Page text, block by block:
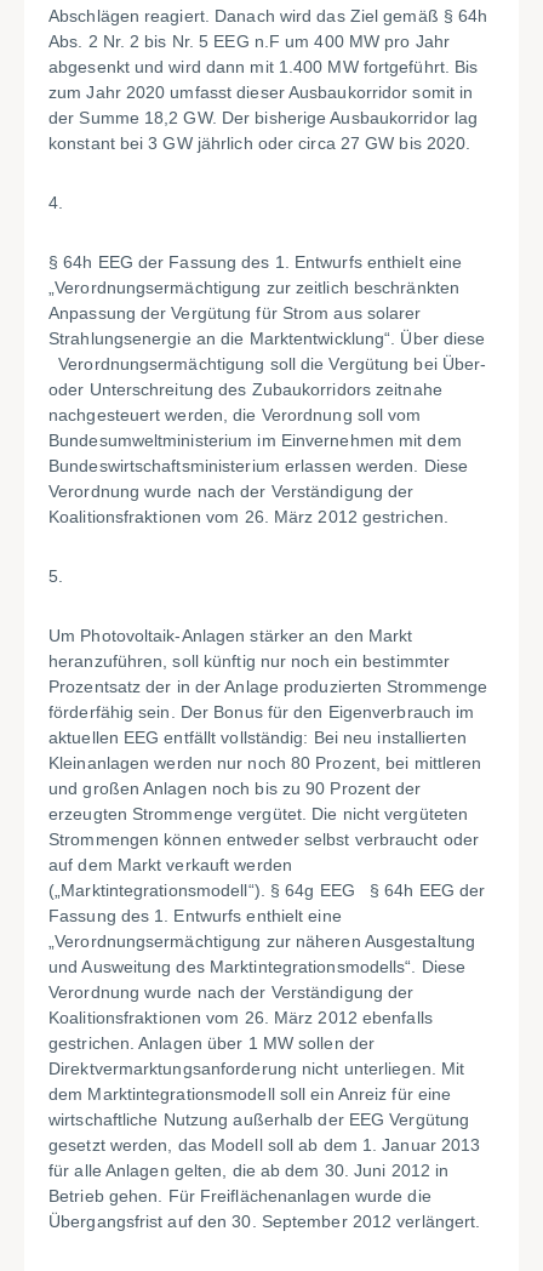
Abschlägen reagiert. Danach wird das Ziel gemäß § 64h
Abs. 2 Nr. 2 bis Nr. 5 EEG n.F um 400 MW pro Jahr
abgesenkt und wird dann mit 1.400 MW fortgeführt. Bis
zum Jahr 2020 umfasst dieser Ausbaukorridor somit in
der Summe 18,2 GW. Der bisherige Ausbaukorridor lag
konstant bei 3 GW jährlich oder circa 27 GW bis 2020.
4.
§ 64h EEG der Fassung des 1. Entwurfs enthielt eine
„Verordnungsermächtigung zur zeitlich beschränkten
Anpassung der Vergütung für Strom aus solarer
Strahlungsenergie an die Marktentwicklung“. Über diese
Verordnungsermächtigung soll die Vergütung bei Über-
oder Unterschreitung des Zubaukorridors zeitnahe
nachgesteuert werden, die Verordnung soll vom
Bundesumweltministerium im Einvernehmen mit dem
Bundeswirtschaftsministerium erlassen werden. Diese
Verordnung wurde nach der Verständigung der
Koalitionsfraktionen vom 26. März 2012 gestrichen.
5.
Um Photovoltaik-Anlagen stärker an den Markt
heranzuführen, soll künftig nur noch ein bestimmter
Prozentsatz der in der Anlage produzierten Strommenge
förderfähig sein. Der Bonus für den Eigenverbrauch im
aktuellen EEG entfällt vollständig: Bei neu installierten
Kleinanlagen werden nur noch 80 Prozent, bei mittleren
und großen Anlagen noch bis zu 90 Prozent der
erzeugten Strommenge vergütet. Die nicht vergüteten
Strommengen können entweder selbst verbraucht oder
auf dem Markt verkauft werden
(„Marktintegrationsmodell“). § 64g EEG § 64h EEG der
Fassung des 1. Entwurfs enthielt eine
„Verordnungsermächtigung zur näheren Ausgestaltung
und Ausweitung des Marktintegrationsmodells“. Diese
Verordnung wurde nach der Verständigung der
Koalitionsfraktionen vom 26. März 2012 ebenfalls
gestrichen. Anlagen über 1 MW sollen der
Direktvermarktungsanforderung nicht unterliegen. Mit
dem Marktintegrationsmodell soll ein Anreiz für eine
wirtschaftliche Nutzung außerhalb der EEG Vergütung
gesetzt werden, das Modell soll ab dem 1. Januar 2013
für alle Anlagen gelten, die ab dem 30. Juni 2012 in
Betrieb gehen. Für Freiflächenanlagen wurde die
Übergangsfrist auf den 30. September 2012 verlängert.